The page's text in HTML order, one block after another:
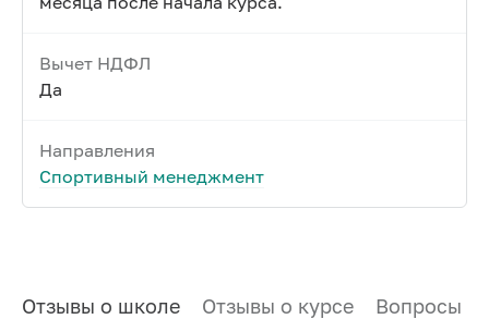
Вычет НДФЛ
Да
Направления
Спортивный менеджмент
Отзывы о школе Отзывы о курсе Вопросы и